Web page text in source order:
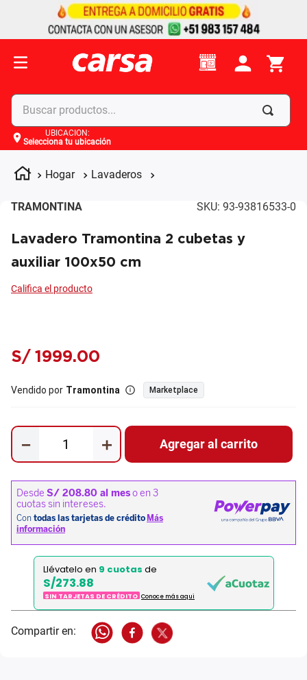
Buscar productos...
UBICACIÓN:
Selecciona tu ubicación
Hogar Lavaderos
TRAMONTINA SKU: 93-93816533-0
Lavadero Tramontina 2 cubetas y
auxiliar 100x50 cm
S/ 1999.00
Vendido por Tramontina Marketplace
＋
－ Agregar al carrito
Llévatelo en 9 cuotas de
S/273.88
SIN TARJETAS DE CRÉDITO Conoce más aqui
Términos más buscados
4. apple